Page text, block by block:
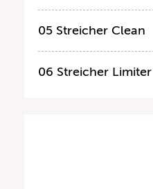
05 Streicher Clean
06 Streicher Limiter